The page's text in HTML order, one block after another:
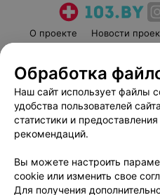
О проекте Новости
Пользовательское
Вакансии
Написать
Обработка
Обработка
Наш сайт использует файлы
удобства пользователей
статистики и
рекомендаций.
Вы можете настроить
cookie или изменить свое
Для получения